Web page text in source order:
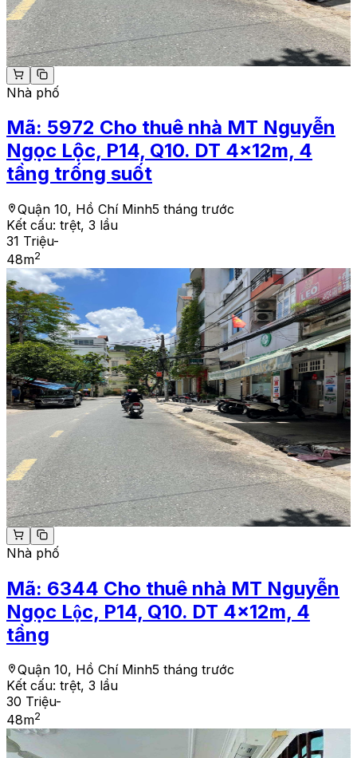
Nhà phố
Mã: 5972 Cho thuê nhà MT Nguyễn
Ngọc Lộc, P14, Q10. DT 4x12m, 4
tầng trống suốt
Quận 10, Hồ Chí Minh5 tháng trước
Kết cấu: trệt, 3 lầu
31 Triệu-
48m2
Nhà phố
Mã: 6344 Cho thuê nhà MT Nguyễn
Ngọc Lộc, P14, Q10. DT 4x12m, 4
tầng
Quận 10, Hồ Chí Minh5 tháng trước
Kết cấu: trệt, 3 lầu
30 Triệu-
48m2